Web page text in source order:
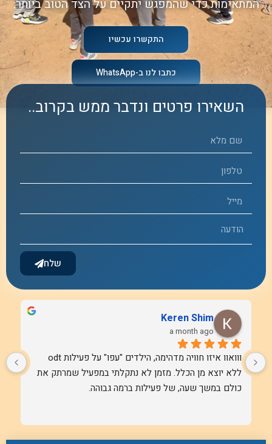
המתאימות כדי שהמפגש יתקיים על הצד הטוב ביותר.
התקשרו עכשיו
כתבו לנו ב-WhatsApp
השאירו פרטים ונדבר ממש בקרוב..
שלח
אלה ספרן-חילי
3 years ago
ומלא אהבה. זה חינוך